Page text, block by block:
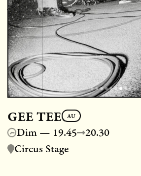
GEE TEE AU
Dim — 19.45
20.30
Circus Stage